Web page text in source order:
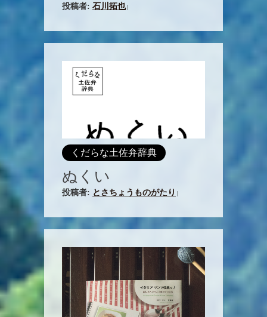
投稿者: 石川拓也|
くだらな土佐弁辞典
ぬくい
投稿者: とさちょうものがたり